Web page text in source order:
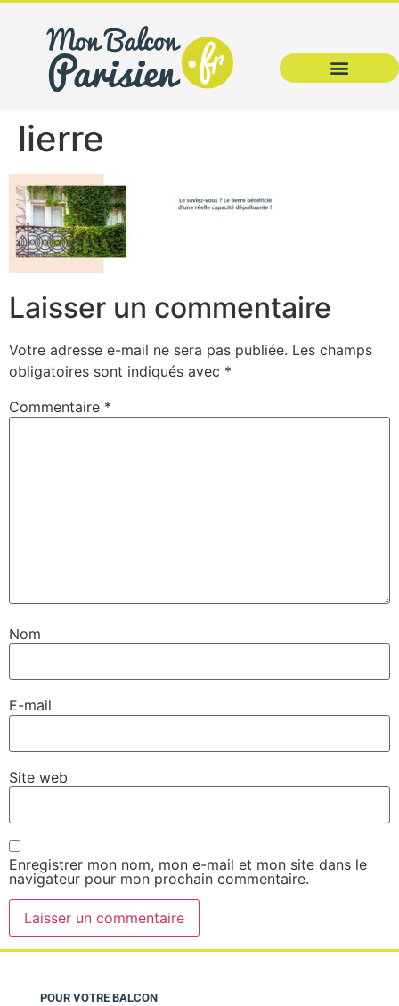
lierre
Laisser un commentaire
Votre adresse e-mail ne sera pas publiée. Les champs
obligatoires sont indiqués avec *
Commentaire *
Nom
E-mail
Site web
Enregistrer mon nom, mon e-mail et mon site dans le
navigateur pour mon prochain commentaire.
POUR VOTRE BALCON